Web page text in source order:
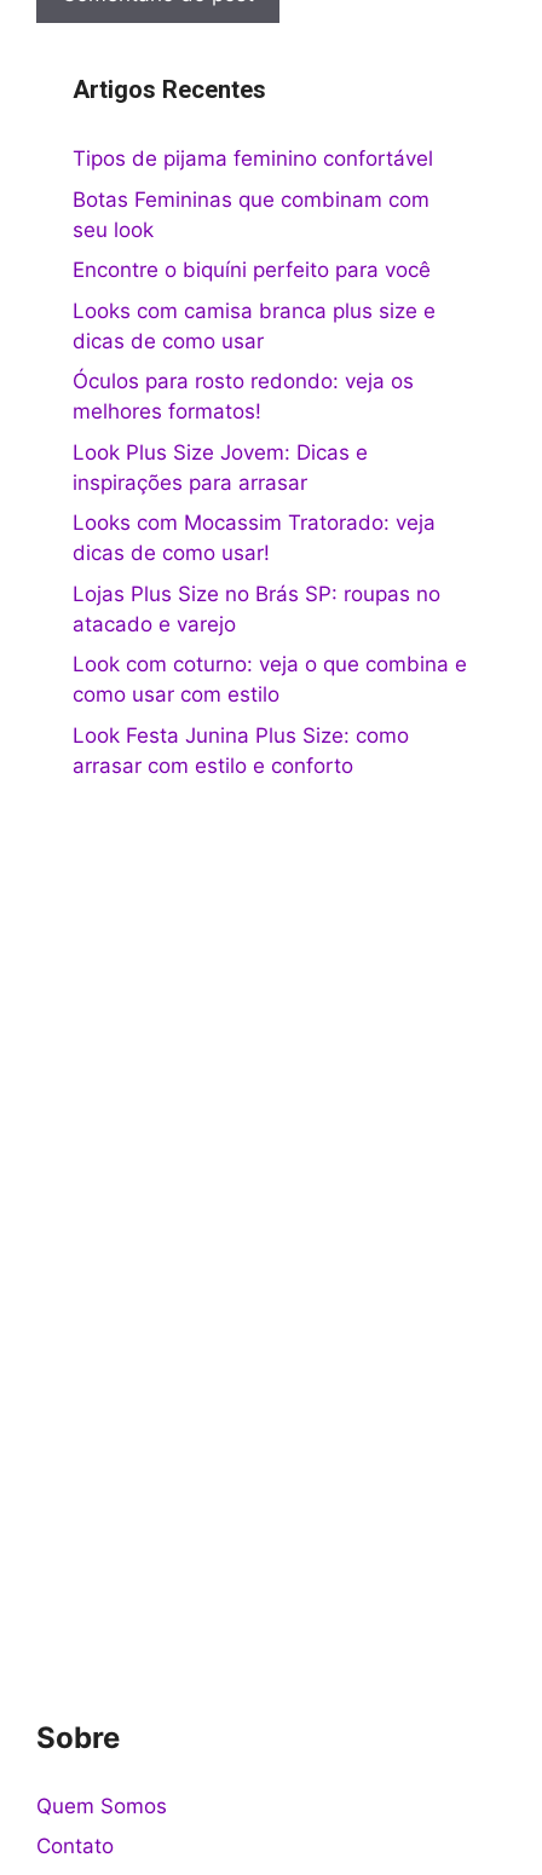
Artigos Recentes
Tipos de pijama feminino confortável
Botas Femininas que combinam com
seu look
Encontre o biquíni perfeito para você
Looks com camisa branca plus size e
dicas de como usar
Óculos para rosto redondo: veja os
melhores formatos!
Look Plus Size Jovem: Dicas e
inspirações para arrasar
Looks com Mocassim Tratorado: veja
dicas de como usar!
Lojas Plus Size no Brás SP: roupas no
atacado e varejo
Look com coturno: veja o que combina e
como usar com estilo
Look Festa Junina Plus Size: como
arrasar com estilo e conforto
Sobre
Quem Somos
Contato